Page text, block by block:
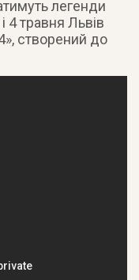
легенди
4 травня Львів
створений до